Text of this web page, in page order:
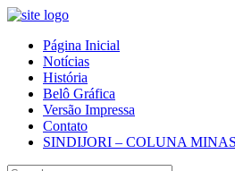
Página Inicial
Notícias
História
Belô Gráfica
Versão Impressa
Contato
SINDIJORI – COLUNA